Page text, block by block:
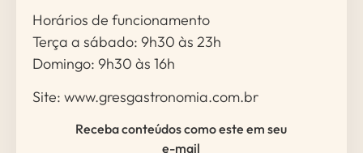
Horários de funcionamento
Terça a sábado: 9h30 às 23h
Domingo: 9h30 às 16h
Site: www.gresgastronomia.com.br
Receba conteúdos como este em seu
e-mail